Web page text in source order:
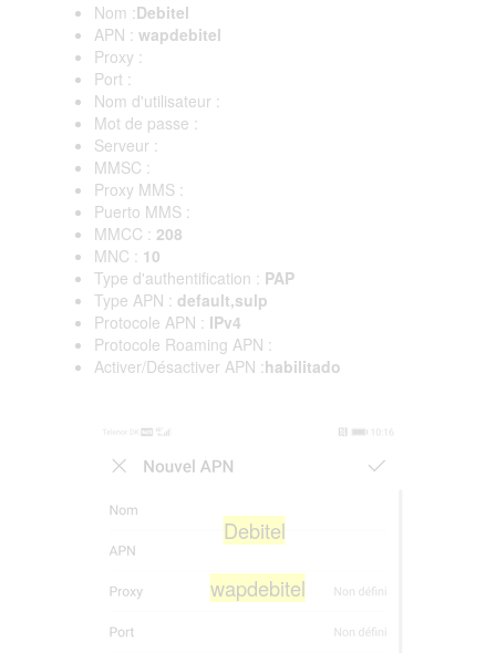
Nom :Debitel
APN : wapdebitel
Proxy :
Port :
Nom d'utilisateur :
Mot de passe :
Serveur :
MMSC :
Proxy MMS :
Puerto MMS :
MMCC : 208
MNC : 10
Type d'authentification : PAP
Type APN : default,sulp
Protocole APN : IPv4
Protocole Roaming APN :
Activer/Désactiver APN :habilitado
wapdebitel
Debitel